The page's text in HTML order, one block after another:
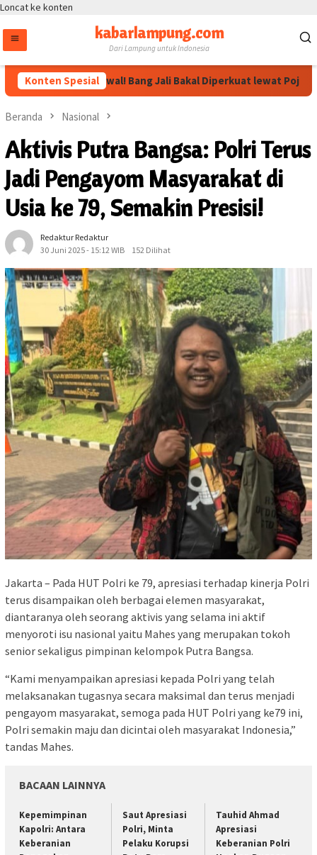
Loncat ke konten
kabarlampung.com
Dari Lampung untuk Indonesia
Konten Spesial
Megawati Dikawal! Bang Jali Bakal Diperkuat lewat Pojok Baca
Beranda Nasional
Aktivis Putra Bangsa: Polri Terus
Jadi Pengayom Masyarakat di
Usia ke 79, Semakin Presisi!
Redaktur Redaktur
30 Juni 2025 - 15:12 WIB
152 Dilihat
Jakarta – Pada HUT Polri ke 79, apresiasi terhadap kinerja Polri
terus disampaikan oleh berbagai elemen masyarakat,
diantaranya oleh seorang aktivis yang selama ini aktif
menyoroti isu nasional yaitu Mahes yang merupakan tokoh
senior sekaligus pimpinan kelompok Putra Bangsa.
“Kami menyampaikan apresiasi kepada Polri yang telah
melaksanakan tugasnya secara maksimal dan terus menjadi
pengayom masyarakat, semoga pada HUT Polri yang ke79 ini,
Polri semakin maju dan dicintai oleh masyarakat Indonesia,”
tandas Mahes.
BACAAN LAINNYA
Kepemimpinan
Kapolri: Antara
Keberanian
Saut Apresiasi
Polri, Minta
Pelaku Korupsi
Tauhid Ahmad
Apresiasi
Keberanian Polri